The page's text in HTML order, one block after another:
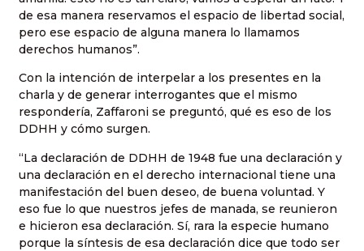
de esa manera reservamos el espacio de libertad social,
pero ese espacio de alguna manera lo llamamos
derechos humanos”.
Con la intención de interpelar a los presentes en la
charla y de generar interrogantes que el mismo
respondería, Zaffaroni se preguntó, qué es eso de los
DDHH y cómo surgen.
“La declaración de DDHH de 1948 fue una declaración y
una declaración en el derecho internacional tiene una
manifestación del buen deseo, de buena voluntad. Y
eso fue lo que nuestros jefes de manada, se reunieron
e hicieron esa declaración. Sí, rara la especie humano
porque la síntesis de esa declaración dice que todo ser